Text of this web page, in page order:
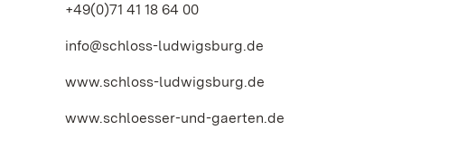
+49(0)71 41 18 64 00
info@schloss-ludwigsburg.de
www.schloss-ludwigsburg.de
www.schloesser-und-gaerten.de